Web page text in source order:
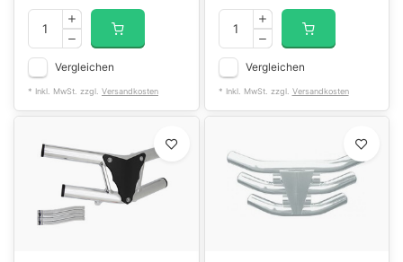
Vergleichen
* Inkl. MwSt. zzgl. Versandkosten
Vergleichen
* Inkl. MwSt. zzgl. Versandkosten